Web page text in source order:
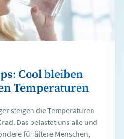
Cool bleiben
Temperaturen
steigen die Temperaturen
Das belastet uns alle und
für ältere Menschen,